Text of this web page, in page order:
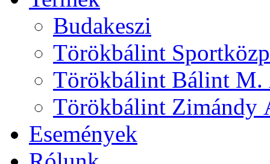
Budakeszi
Törökbálint
Törökbálint Bálint
Törökbálint Zimándy
Események